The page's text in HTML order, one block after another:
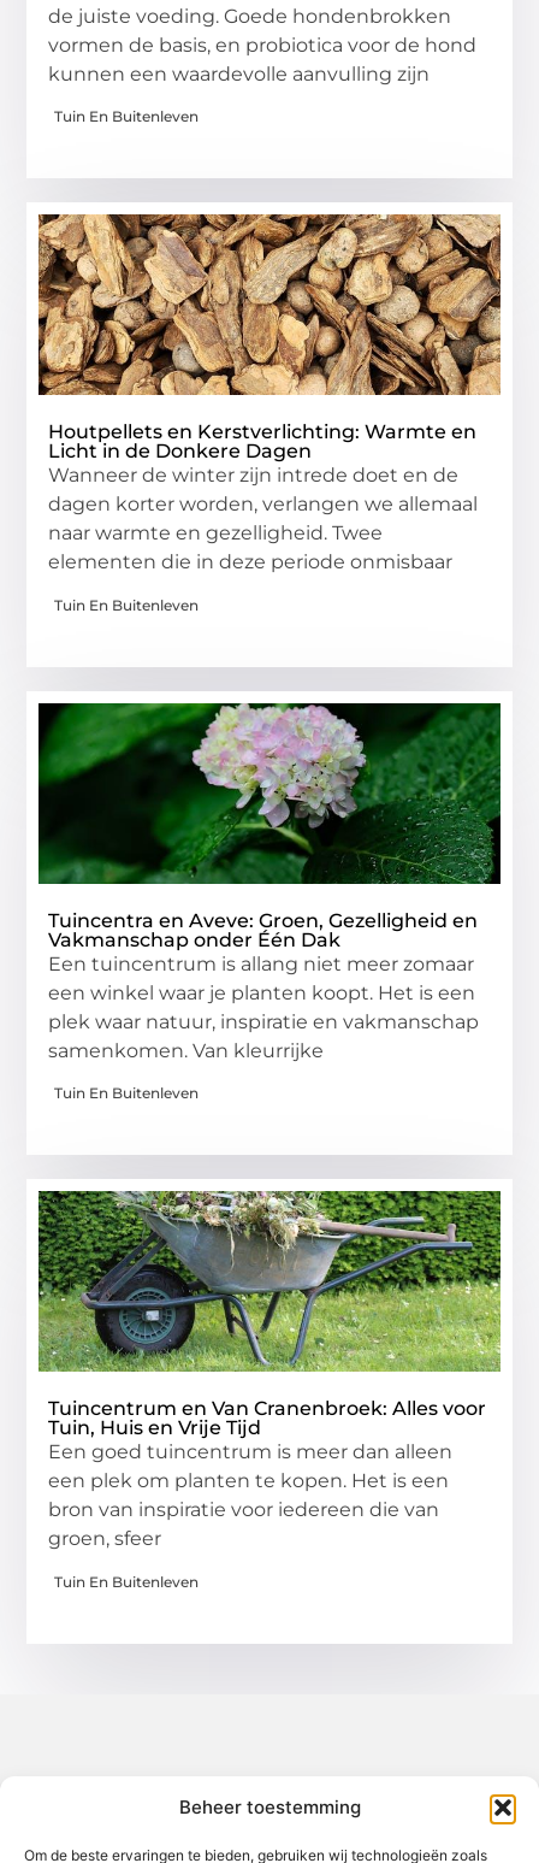
Beheer toestemming
Om de beste ervaringen te bieden, gebruiken wij technologieën zoals
de juiste voeding. Goede hondenbrokken
vormen de basis, en probiotica voor de hond
kunnen een waardevolle aanvulling zijn
Tuin En Buitenleven
Houtpellets en Kerstverlichting: Warmte en
Licht in de Donkere Dagen
Wanneer de winter zijn intrede doet en de
dagen korter worden, verlangen we allemaal
naar warmte en gezelligheid. Twee
elementen die in deze periode onmisbaar
Tuin En Buitenleven
Tuincentra en Aveve: Groen, Gezelligheid en
Vakmanschap onder Één Dak
Een tuincentrum is allang niet meer zomaar
een winkel waar je planten koopt. Het is een
plek waar natuur, inspiratie en vakmanschap
samenkomen. Van kleurrijke
Tuin En Buitenleven
Tuincentrum en Van Cranenbroek: Alles voor
Tuin, Huis en Vrije Tijd
Een goed tuincentrum is meer dan alleen
een plek om planten te kopen. Het is een
bron van inspiratie voor iedereen die van
groen, sfeer
Tuin En Buitenleven
Jouw gids voor inspiratie en tips uit het dagelijks leven.
Ontdek een brede verzameling blogs en artikelen die je helpen
om het meeste uit elke dag te halen, met praktische adviezen